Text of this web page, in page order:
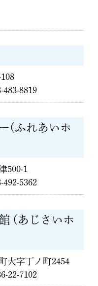
8819
(ふれあいホ
500-1
5362
(あじさいホ
大字丁ノ町2454
22-7102